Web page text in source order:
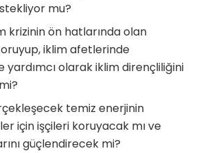
mu?
krizinin ön hatlarında olan
iklim afetlerinde
yardımcı olarak iklim dirençliliğini
temiz enerjinin
için işçileri koruyacak mı ve
güçlendirecek mi?